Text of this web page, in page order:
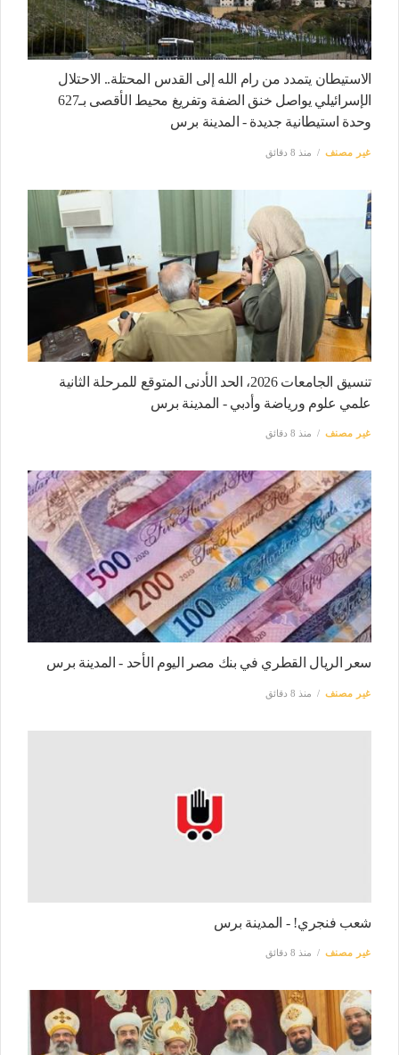
الاستيطان يتمدد من رام الله إلى القدس المحتلة.. الاحتلال
الإسرائيلي يواصل خنق الضفة وتفريغ محيط الأقصى بـ627
وحدة استيطانية جديدة - المدينة برس
غير مصنف منذ 8 دقائق
تنسيق الجامعات 2026، الحد الأدنى المتوقع للمرحلة الثانية
علمي علوم ورياضة وأدبي - المدينة برس
غير مصنف منذ 8 دقائق
سعر الريال القطري في بنك مصر اليوم الأحد - المدينة برس
غير مصنف منذ 8 دقائق
شعب فنجري! - المدينة برس
غير مصنف منذ 8 دقائق